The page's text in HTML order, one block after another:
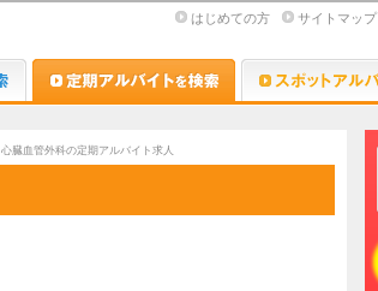
はじめての方 サイトマップ
Dr.転職なび Dr.アルなび
心臓血管外科の定期アルバイト求人